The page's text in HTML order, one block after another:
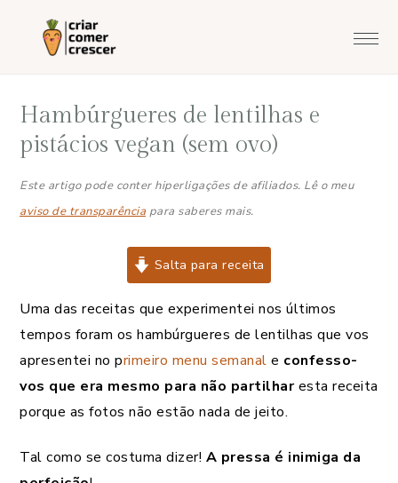
principal
lateral
principal
Hambúrgueres de lentilhas e
pistácios vegan (sem ovo)
Este artigo pode conter hiperligações de afiliados. Lê o meu
aviso de transparência para saberes mais.
Salta para receita
Uma das receitas que experimentei nos últimos
tempos foram os hambúrgueres de lentilhas que vos
apresentei no primeiro menu semanal e confesso-
vos que era mesmo para não partilharesta receita
porque as fotos não estão nada de jeito.
Tal como se costuma dizer! A pressa é inimiga da